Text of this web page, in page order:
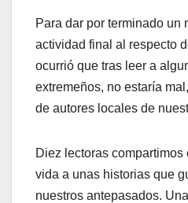
Para dar por terminado un
actividad final al respecto
ocurrió que tras leer a
extremeños, no estaría
de autores locales de
Diez lectoras
vida a unas historias que
nuestros antepasados.